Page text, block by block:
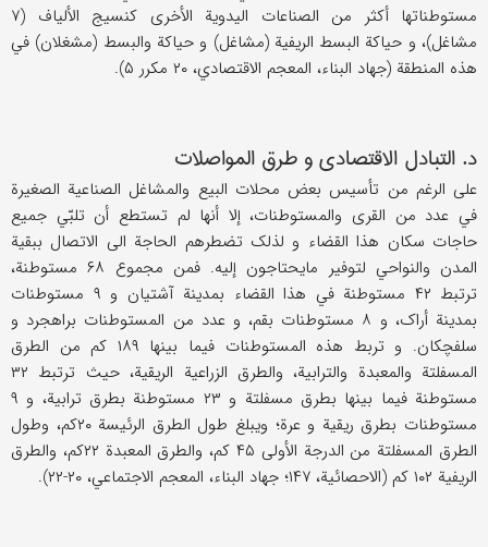
مستوطناتها أکثر من الصناعات الیدویة الأخری کنسیج الألیاف (۷
مشاغل)، و حیاکة البسط الریفیة (مشاغل) و حیاکة والبسط (مشغلان) في
هذه المنطقة (جهاد البناء، المعجم الاقتصادي، ۲۰ مکرر ۵).
د. التبادل الاقتصادي و طرق المواصلات
علی الرغم من تأسیس بعض محلات البیع والمشاغل الصناعیة الصغیرة
في عدد من القری والمستوطنات، إلا أنها لم تستطع أن تلبّي جمیع
حاجات سکان هذا القضاء و لذلک تضطرهم الحاجة الی الاتصال ببقیة
المدن والنواحي لتوفیر مایحتاجون إلیه. فمن مجموع ۶۸ مستوطنة،
ترتبط ۴۲ مستوطنة في هذا القضاء بمدینة آشتیان و ۹ مستوطنات
بمدینة أراک، و ۸ مستوطنات بقم، و عدد من المستوطنات براهجرد و
سلفچکان. و تربط هذه المستوطنات فیما بینها ۱۸۹ کم من الطرق
المسفلتة والمعبدة والترابیة، والطرق الزراعیة الریقیة، حیث ترتبط ۳۲
مستوطنة فیما بینها بطرق مسفلتة و ۲۳ مستوطنة بطرق ترابیة، و ۹
مستوطنات بطرق ریقیة و عرة؛ ویبلغ طول الطرق الرئیسة ۲۰کم، وطول
الطرق المسفلتة من الدرجة الأولی ۴۵ کم، والطرق المعبدة ۲۲کم، والطرق
الریفیة ۱۰۲ کم (الاحصائیة، ۱۴۷؛ جهاد البناء، المعجم الاجتماعي، ۲۰-۲۲).